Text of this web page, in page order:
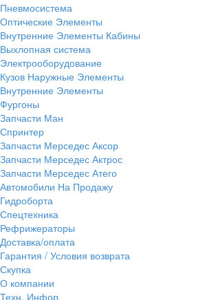
Пневмосистема
Оптические Элементы
Внутренние Элементы Кабины
Выхлопная система
Электрооборудование
Кузов Наружные Элементы
Внутренние Элементы
Фургоны
Запчасти Ман
Спринтер
Запчасти Мерседес Аксор
Запчасти Мерседес Актрос
Запчасти Мерседес Атего
Автомобили На Продажу
Гидроборта
Спецтехника
Рефрижераторы
Доставка/оплата
Гарантия / Условия возврата
Скупка
О компании
Техн. Инфор